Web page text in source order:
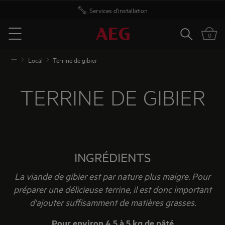
Livraison offerte à partir de 50 euros
Menu
Rechercher
0
Local Terrine de gibier
TERRINE DE GIBIER
INGRÉDIENTS
La viande de gibier est par nature plus maigre. Pour
préparer une délicieuse terrine, il est donc important
d'ajouter suffisamment de matières grasses.